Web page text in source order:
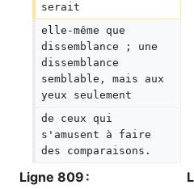
serait
elle-même que
dissemblance ; une
dissemblance
semblable, mais aux
yeux seulement
de ceux qui
s'amusent à faire
des comparaisons.
Ligne 809 :